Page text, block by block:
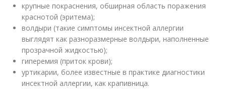
крупные покраснения, обширная область поражения
краснотой (эритема);
волдыри (такие симптомы инсектной аллергии
выглядят как разноразмерные волдыри, наполненные
прозрачной жидкостью);
гиперемия (приток крови);
уртикарии, более известные в практике диагностики
инсектной аллергии, как крапивница.